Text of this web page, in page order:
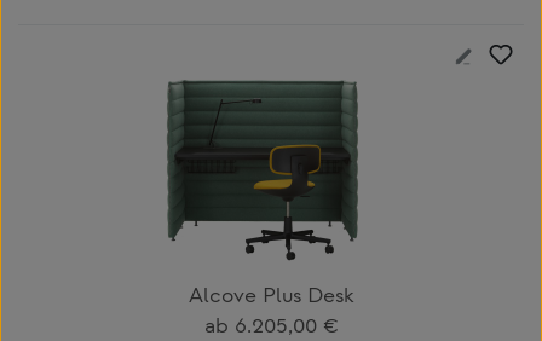
Alcove Plus Desk
Regulärer Preis:
ab 6.205,00 €